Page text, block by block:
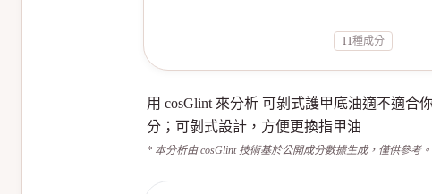
11種成分
用 cosGlint 來分析 可剝式護甲底油適不適
分；可剝式設計，方便更換指甲油
* 本分析由 cosGlint 技術基於公開成分數據生成，僅供參考。